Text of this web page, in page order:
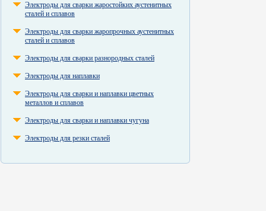
Электроды для сварки жаростойких аустенитных
сталей и сплавов
Электроды для сварки жаропрочных аустенитных
сталей и сплавов
Электроды для сварки разнородных сталей
Электроды для наплавки
Электроды для сварки и наплавки цветных
металлов и сплавов
Электроды для сварки и наплавки чугуна
Электроды для резки сталей